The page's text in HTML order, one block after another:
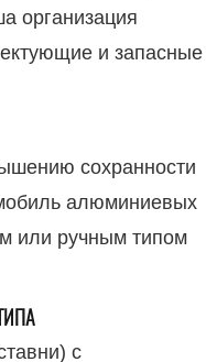
организация
и запасные
сохранности
алюминиевых
или ручным типом
с